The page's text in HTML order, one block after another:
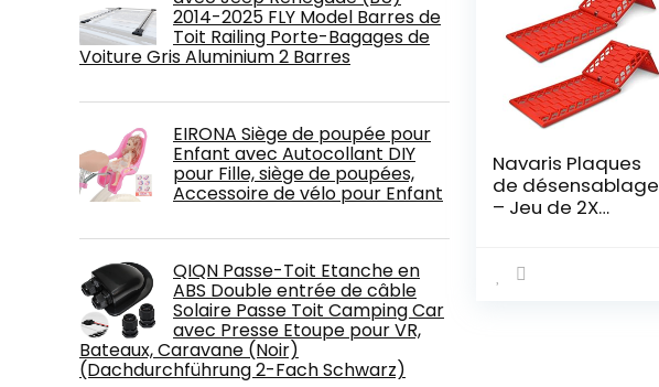
2014-2025 FLY Model Barres de
Toit Railing Porte-Bagages de
Voiture Gris Aluminium 2 Barres
EIRONA Siège de poupée pour
Enfant avec Autocollant DIY
pour Fille, siège de poupées,
Accessoire de vélo pour Enfant
QIQN Passe-Toit Etanche en
ABS Double entrée de câble
Solaire Passe Toit Camping Car
avec Presse Etoupe pour VR,
Bateaux, Caravane (Noir)
(Dachdurchführung 2-Fach Schwarz)
Navaris Plaques
de désensablage
– Jeu de 2X
17,5 x 1 cm –